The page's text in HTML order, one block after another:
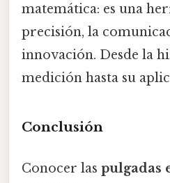
matemática: es una
precisión, la
innovación. Desde la
medición hasta su
Conclusión
Conocer las pulgadas